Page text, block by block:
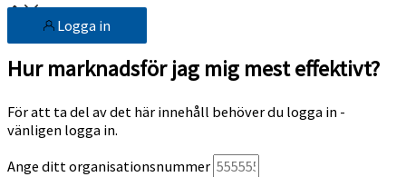
Logga in
Hur marknadsför jag mig mest effektivt?
För att ta del av det här innehåll behöver du logga in -
vänligen logga in.
Ange ditt organisationsnummer